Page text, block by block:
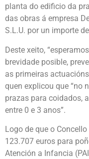
planta do edificio da
das obras á empresa
S.L.U. por un importe
Deste xeito,
brevidade posible,
as primeiras
quen explicou que “no
prazas para coidados,
entre 0 e 3 anos”.
Logo de que o
123.707 euros para
Atención a Infancia